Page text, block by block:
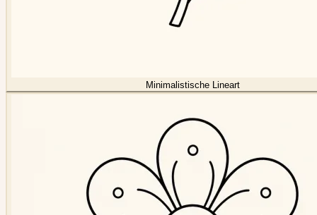
Minimalistische Lineart